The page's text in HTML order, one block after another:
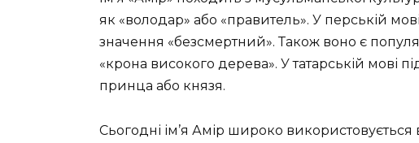
як «володар» або «правитель». У перській
значення «безсмертний». Також воно є
«крона високого дерева». У татарській мові
принца або князя.
Сьогодні ім’я Амір широко